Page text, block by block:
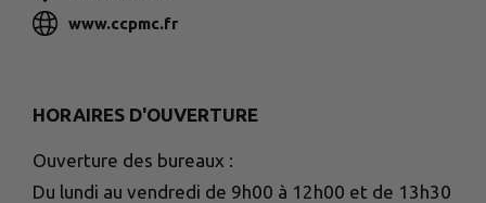
www.ccpmc.fr
HORAIRES D'OUVERTURE
Ouverture des bureaux :
Du lundi au vendredi de 9h00 à 12h00 et de 13h30